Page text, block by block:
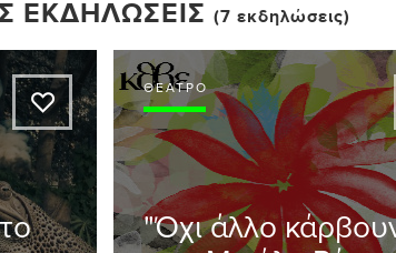
ΕΚΔΗΛΏΣΕΙΣ (7 εκδηλώσεις)
A
ΘΈΑΤΡΟ
"Όχι άλλο